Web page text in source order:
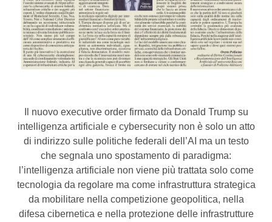
Il nuovo executive order firmato da Donald Trump su
intelligenza artificiale e cybersecurity non è solo un atto
di indirizzo sulle politiche federali dell’AI ma un testo
che segnala uno spostamento di paradigma:
l’intelligenza artificiale non viene più trattata solo come
tecnologia da regolare ma come infrastruttura strategica
da mobilitare nella competizione geopolitica, nella
difesa cibernetica e nella protezione delle infrastrutture